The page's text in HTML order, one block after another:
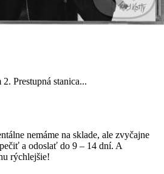
Prestupná stanica...
nemáme na sklade, ale zvyčajne
a odoslať do 9 – 14 dní. A
rýchlejšie!